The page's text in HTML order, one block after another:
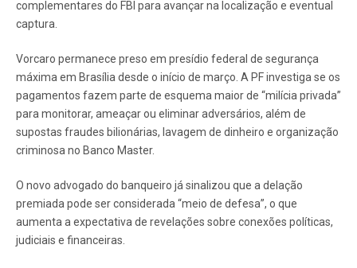
complementares do FBI para avançar na localização e eventual
captura.
Vorcaro permanece preso em presídio federal de segurança
máxima em Brasília desde o início de março. A PF investiga se os
pagamentos fazem parte de esquema maior de “milícia privada”
para monitorar, ameaçar ou eliminar adversários, além de
supostas fraudes bilionárias, lavagem de dinheiro e organização
criminosa no Banco Master.
O novo advogado do banqueiro já sinalizou que a delação
premiada pode ser considerada “meio de defesa”, o que
aumenta a expectativa de revelações sobre conexões políticas,
judiciais e financeiras.